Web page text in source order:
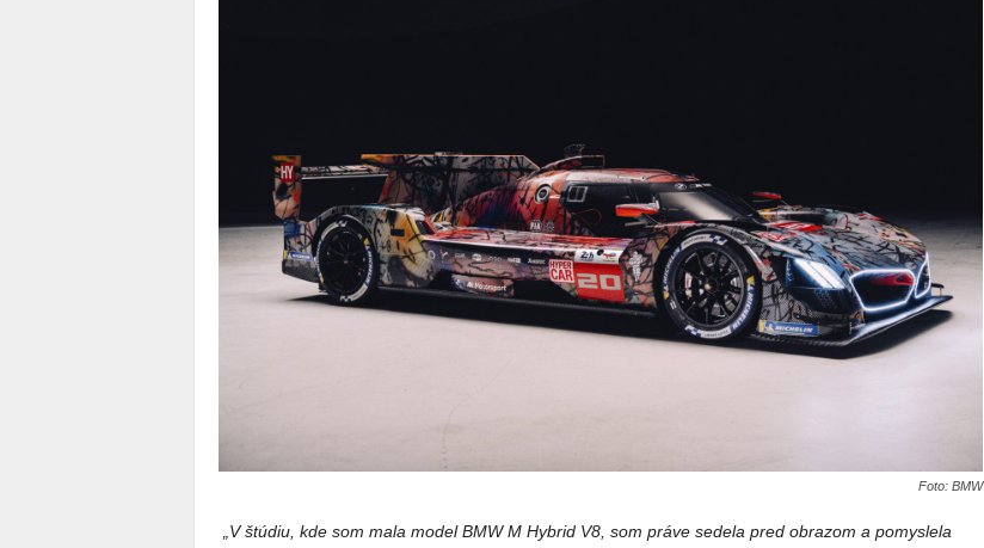
Foto: BMW
„V štúdiu, kde som mala model BMW M Hybrid V8, som práve sedela pred obrazom a pomyslela